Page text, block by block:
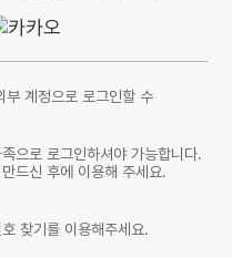
부 계정으로 로그인할 수
으로 로그인하셔야 가능합니다.
드신 후에 이용해 주세요.
찾기를 이용해주세요.